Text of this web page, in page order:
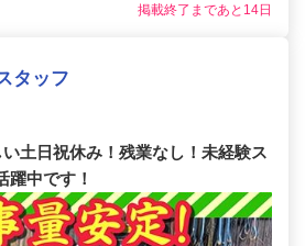
掲載終了まであと14日
タッフ
土日祝休み！残業なし！未経験ス
躍中です！